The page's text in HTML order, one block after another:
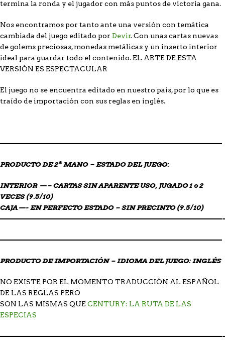
termina la ronda y el jugador con más puntos de victoria gana.
Nos encontramos por tanto ante una versión con temática
cambiada del juego editado por Devir. Con unas cartas nuevas
de golems preciosas, monedas metálicas y un inserto interior
ideal para guardar todo el contenido. EL ARTE DE ESTA
VERSIÓN ES ESPECTACULAR
El juego no se encuentra editado en nuestro país, por lo que es
traído de importación con sus reglas en inglés.
——————————————————————————————————
PRODUCTO DE 2ª MANO – ESTADO DEL JUEGO:
INTERIOR —– CARTAS SIN APARENTE USO, JUGADO1 o 2
VECES (9.5/10)
CAJA—- EN PERFECTO ESTADO – SIN PRECINTO (9.5/10)
——————————————————————————————————
PRODUCTO DE IMPORTACIÓN – IDIOMA DEL JUEGO: INGLÉS
NO EXISTE POR EL MOMENTO TRADUCCIÓN AL ESPAÑOL
DE LAS REGLAS PERO
SON LAS MISMAS QUE CENTURY: LA RUTA DE LAS
ESPECIAS